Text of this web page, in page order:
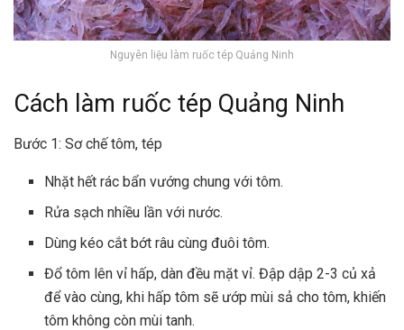
Nguyên liệu làm ruốc tép Quảng Ninh
Cách làm ruốc tép Quảng Ninh
Bước 1: Sơ chế tôm, tép
Nhặt hết rác bẩn vướng chung với tôm.
Rửa sạch nhiều lần với nước.
Dùng kéo cắt bớt râu cùng đuôi tôm.
Đổ tôm lên vỉ hấp, dàn đều mặt vỉ. Đập dập 2-3 củ xả
để vào cùng, khi hấp tôm sẽ ướp mùi sả cho tôm, khiến
tôm không còn mùi tanh.